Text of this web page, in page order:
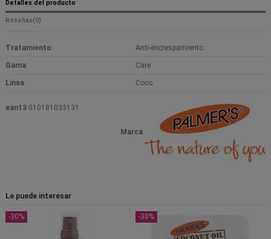
Detalles del producto
Reseñas(0)
Tratamiento Anti-encrespamiento
Gama Care
Linea Coco
Marca
ean13 010181033131
Le puede interesar
-30% -30%